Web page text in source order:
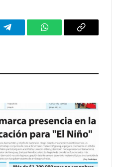
Telegram WhatsAppCopy